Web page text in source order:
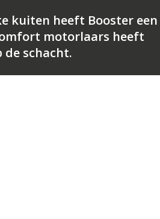
kuiten heeft Booster een
motorlaars heeft
schacht.